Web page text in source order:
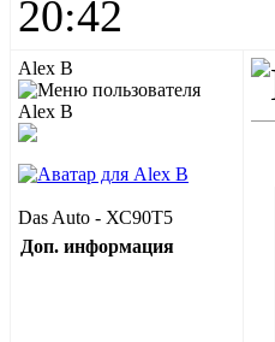
20:42
Alex B
Das Auto - ХС90Т5
Доп. информация